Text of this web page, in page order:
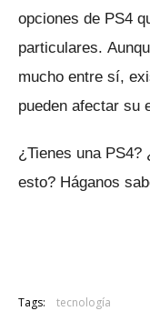
opciones de PS4
particulares.
mucho entre sí,
pueden afectar su
¿Tienes una PS4?
esto? Háganos
Tags: tecnología